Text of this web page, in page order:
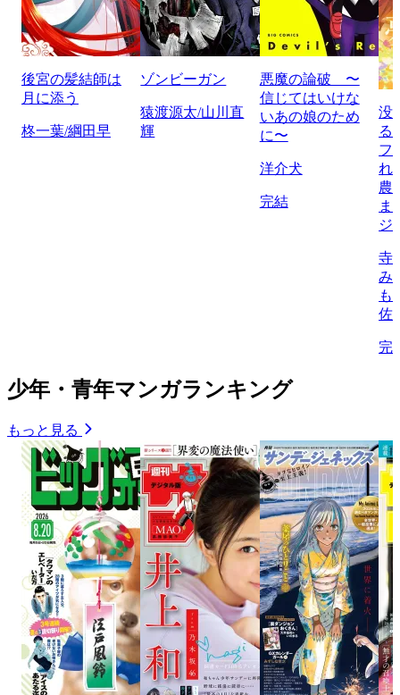
後宮の髪結師は
月に添う
柊一葉/綱田早
ゾンビーガン
猿渡源太/山川直
輝
悪魔の論破 〜
信じてはいけな
いあの娘のため
に〜
洋介犬
完結
没
る
フ
れ
農
ま
ジ
寺
み
も
佐
完
少年・青年マンガランキング
もっと見る